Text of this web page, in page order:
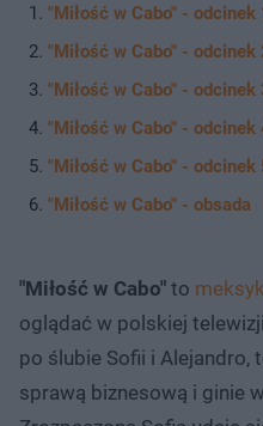
"Miłość w Cabo" -
"Miłość w Cabo" -
"Miłość w Cabo" -
"Miłość w Cabo" -
"Miłość w Cabo" -
"Miłość w Cabo" - obsada
"Miłość w Cabo" to
oglądać w polskiej
po ślubie Sofii i Alejandro,
sprawą biznesową i ginie